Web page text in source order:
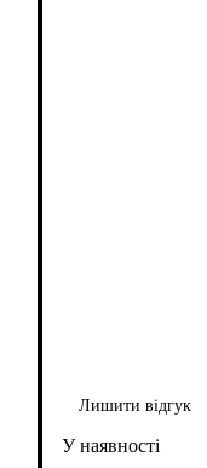
Лишити відгук